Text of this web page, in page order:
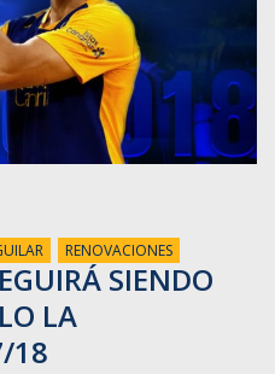
RENOVACIONES
SIENDO
LA
18